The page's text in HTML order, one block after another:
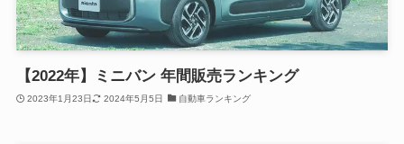
【2022年】ミニバン 年間販売ランキング
2023年1月23日 2024年5月5日 自動車ランキング